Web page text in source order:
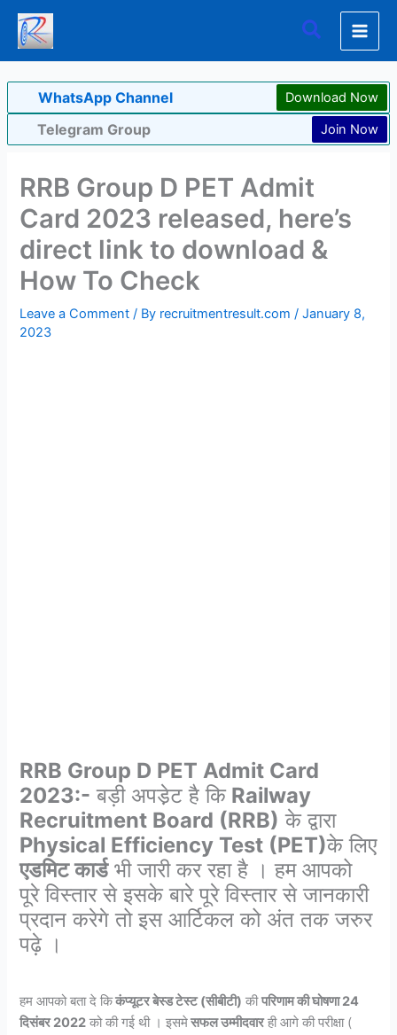
Skip
content
Search
WhatsApp Channel Download Now
Telegram Group Join Now
RRB Group D PET Admit
Card 2023 released, here’s
direct link to download &
How To Check
Leave a Comment / By recruitmentresult.com/January 8,
2023
RRB Group D PET Admit Card
2023:- बड़ी अपडे़ट है किRailway
Recruitment Board (RRB) के द्वारा
Physical Efficiency Test (PET)के लिए
एडमिट कार्डभी जारी कर रहा है । हम आपको
पूरे विस्तार से इसके बारे पूरे विस्तार से जानकारी
प्रदान करेगे तो इस आर्टिकल को अंत तक जरुर
पढ़े ।
हम आपको बता दे किकंप्यूटर बेस्ड टेस्ट (सीबीटी) कीपरिणाम की घोषणा 24
दिसंबर 2022 को की गई थी । इसमेसफल उम्मीदवारही आगे की परीक्षा (